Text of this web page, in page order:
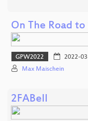
On The Road to
GPW2022 2022-
Max Maischein
2FABell